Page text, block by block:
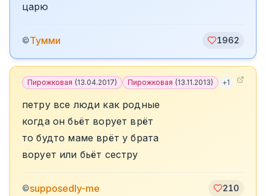
царю
©Тумми 1962
Пирожковая (13.04.2017) Пирожковая (13.11.2013) +1
петру все люди как родные
когда он бьёт ворует врёт
то будто маме врёт у брата
ворует или бьёт сестру
©supposedly-me 210